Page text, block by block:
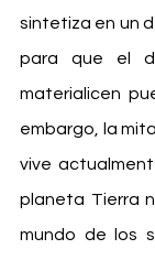
sintetiza en un
para que el
materialicen
embargo, la
vive
planeta Tierra
mundo de los